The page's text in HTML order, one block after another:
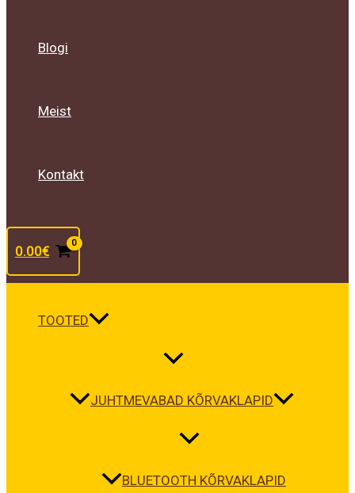
Blogi
Meist
Kontakt
0.00€
TOOTED
JUHTMEVABAD KÕRVAKLAPID
BLUETOOTH KÕRVAKLAPID